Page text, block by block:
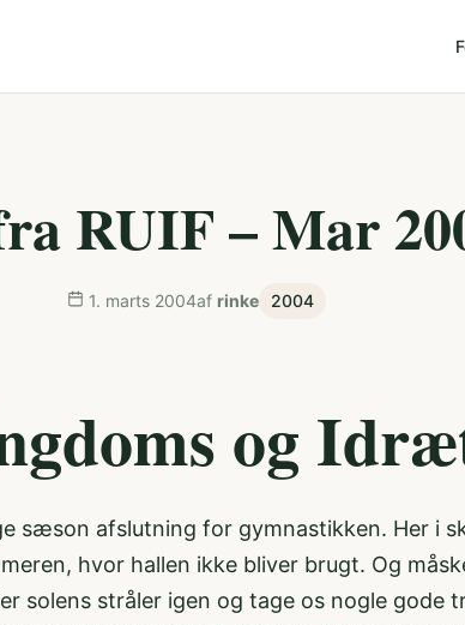
RUIF – Mar
1. marts 2004af rinke 2004
og
sæson afslutning for gymnastikken. Her i
hvor hallen ikke bliver brugt. Og
solens stråler igen og tage os nogle gode